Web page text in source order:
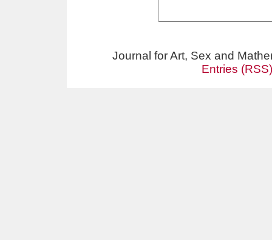
Journal for Art, Sex and
Entries (RSS)